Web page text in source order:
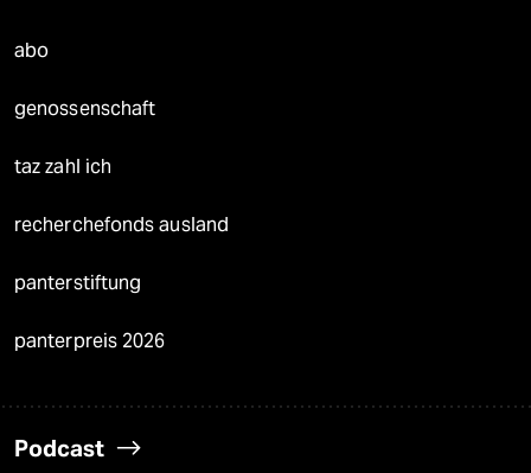
abo
genossenschaft
taz zahl ich
recherchefonds ausland
panterstiftung
panterpreis 2026
Podcast